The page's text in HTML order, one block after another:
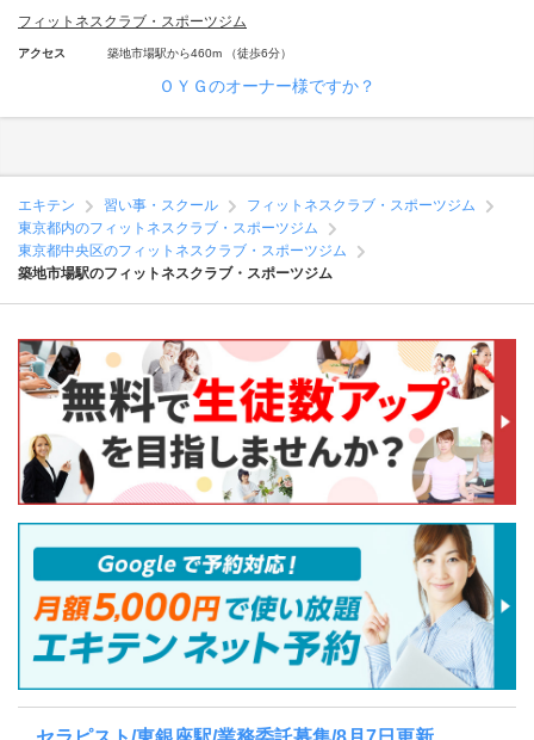
フィットネスクラブ・スポーツジム
アクセス 築地市場駅から460m （徒歩6分）
ＯＹＧのオーナー様ですか？
エキテン 習い事・スクール
フィットネスクラブ・スポーツジム
東京都内のフィットネスクラブ・スポーツジム
東京都中央区のフィットネスクラブ・スポーツジム
築地市場駅のフィットネスクラブ・スポーツジム